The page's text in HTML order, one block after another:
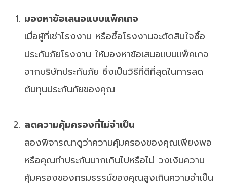
มองหาข้อเสนอแบบแพ็คเกจ
เมื่อผู้ที่เช่าโรงงาน หรือซื้อโรงงานจะตัดสินใจซื้อ
ประกันภัยโรงงาน ให้มองหาข้อเสนอแบบแพ็คเกจ
จากบริษัทประกันภัย ซึ่งเป็นวิธีที่ดีที่สุดในการลด
ต้นทุนประกันภัยของคุณ
ลดความคุ้มครองที่ไม่จำเป็น
ลองพิจารณาดูว่าความคุ้มครองของคุณเพียงพอ
หรือคุณทำประกันมากเกินไปหรือไม่ วงเงินความ
คุ้มครองของกรมธรรม์ของคุณสูงเกินความจำเป็น